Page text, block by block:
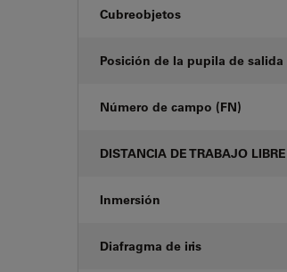
Cubreobjetos
Posición de la pupila de salida
Número de campo (FN)
DISTANCIA DE TRABAJO
Inmersión
Diafragma de iris